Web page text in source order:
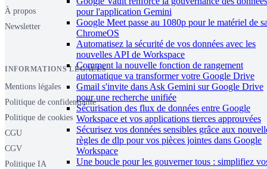
pour l'application Gemini
Google Meet passe au 1080p pour le matériel de
ChromeOS
Automatisez la sécurité de vos données avec les
nouvelles API de Workspace
Comment la nouvelle fonction de rangement
automatique va transformer votre Google Drive
Gmail s'invite dans Ask Gemini sur Google Drive
pour une recherche unifiée
Sécurisation des flux de données entre Google
Workspace et vos applications tierces approuvées
Sécurisez vos données sensibles grâce aux
règles de dlp pour vos pièces jointes dans Google
Workspace
Une boucle pour les gouverner tous : simplifiez
À propos
Newsletter
INFORMATIONS LÉGALES
Mentions légales
Politique de confidentialité
Politique de cookies
CGU
CGV
Politique IA